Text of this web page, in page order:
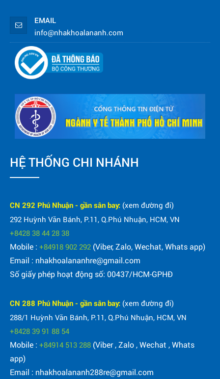
EMAIL
info@nhakhoalananh.com
HỆ THỐNG CHI NHÁNH
CN 292 Phú Nhuận - gần sân bay: (xem đường đi)
292 Huỳnh Văn Bánh, P.11, Q.Phú Nhuận, HCM, VN
+8428 38 44 28 38
Mobile : +84918 902 292 (Viber, Zalo, Wechat, Whats app)
Email : nhakhoalananhre@gmail.com
Số giấy phép hoạt động số: 00437/HCM-GPHĐ
CN 288 Phú Nhuận - gần sân bay: (xem đường đi)
288/1 Huỳnh Văn Bánh, P.11, Q.Phú Nhuận, HCM, VN
+8428 39 91 88 54
Mobile : +84914 513 288 (Viber , Zalo , Wechat , Whats
app)
Email : nhakhoalananh288re@gmail.com